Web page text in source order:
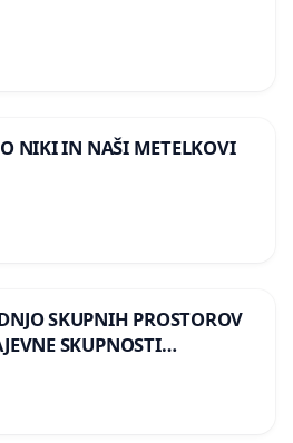
NIKI IN NAŠI METELKOVI
SKUPNIH PROSTOROV
SKUPNOSTI